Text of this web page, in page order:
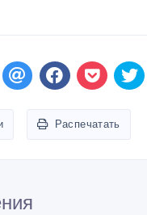
Распечатать